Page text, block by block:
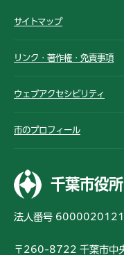
サイトマップ
リンク・著作権・免責事項
ウェブアクセシビリティ
市のプロフィール
千葉市役所
法人番号
〒260-8722 千葉市中